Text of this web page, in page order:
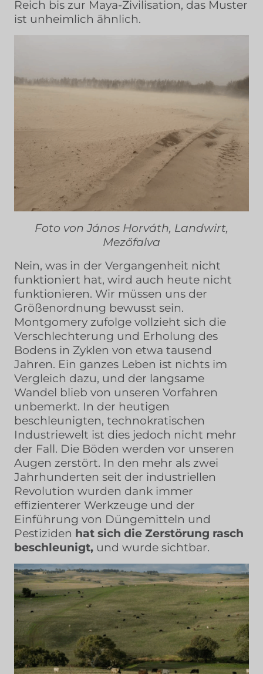
Reich bis zur Maya-Zivilisation, das Muster
ist unheimlich ähnlich.
Foto von János Horváth, Landwirt,
Mezőfalva
Nein, was in der Vergangenheit nicht
funktioniert hat, wird auch heute nicht
funktionieren. Wir müssen uns der
Größenordnung bewusst sein.
Montgomery zufolge vollzieht sich die
Verschlechterung und Erholung des
Bodens in Zyklen von etwa tausend
Jahren. Ein ganzes Leben ist nichts im
Vergleich dazu, und der langsame
Wandel blieb von unseren Vorfahren
unbemerkt. In der heutigen
beschleunigten, technokratischen
Industriewelt ist dies jedoch nicht mehr
der Fall. Die Böden werden vor unseren
Augen zerstört. In den mehr als zwei
Jahrhunderten seit der industriellen
Revolution wurden dank immer
effizienterer Werkzeuge und der
Einführung von Düngemitteln und
Pestiziden hat sich die Zerstörung rasch
beschleunigt, und wurde sichtbar.